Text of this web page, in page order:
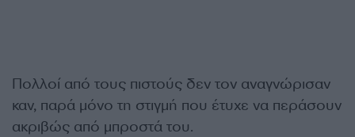
Πολλοί από τους πιστούς δεν τον αναγνώρισαν
καν, παρά μόνο τη στιγμή που έτυχε να περάσουν
ακριβώς από μπροστά του.